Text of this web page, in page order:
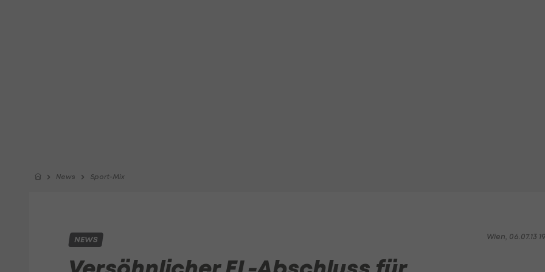
News Sport-Mix
Wien, 06.07.13
NEWS